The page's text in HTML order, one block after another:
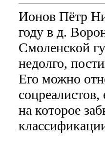
Ионов Пётр
году в д.
Смоленской
недолго,
Его можно
на которое